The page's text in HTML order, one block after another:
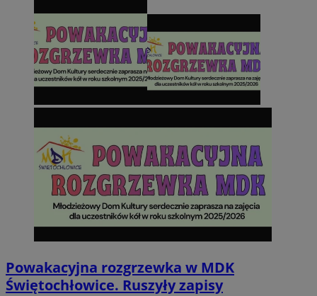
Powakacyjna rozgrzewka w MDK
Świętochłowice. Ruszyły zapisy